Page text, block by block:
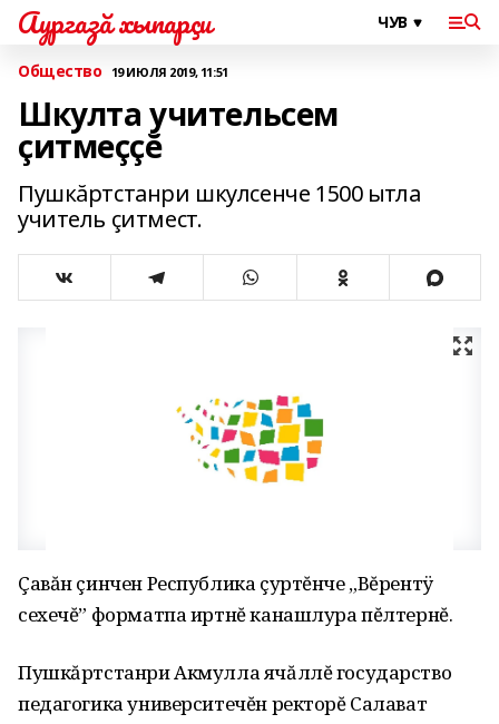
Аургазă хыпарçи
Общество 19 ИЮЛЯ 2019, 11:51
Шкулта учительсем
çитмеççĕ
Пушкăртстанри шкулсенче 1500 ытла
учитель çитмест.
Çавăн çинчен Республика çуртĕнче „Вĕрентÿ
сехечĕ” форматпа иртнĕ канашлура пĕлтернĕ.
Пушкăртстанри Акмулла ячăллĕ государство
педагогика университечĕн ректорĕ Салават